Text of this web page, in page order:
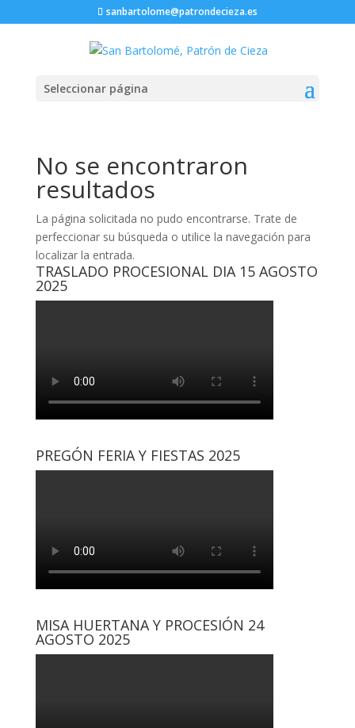
sanbartolome@patrondecieza.es
Seleccionar página
No se encontraron
resultados
La página solicitada no pudo encontrarse. Trate de
perfeccionar su búsqueda o utilice la navegación para
localizar la entrada.
TRASLADO PROCESIONAL DIA 15 AGOSTO
2025
PREGÓN FERIA Y FIESTAS 2025
MISA HUERTANA Y PROCESIÓN 24
AGOSTO 2025